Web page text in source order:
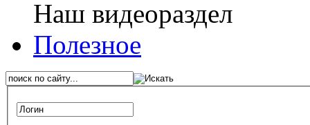
Наш видеораздел
Полезное